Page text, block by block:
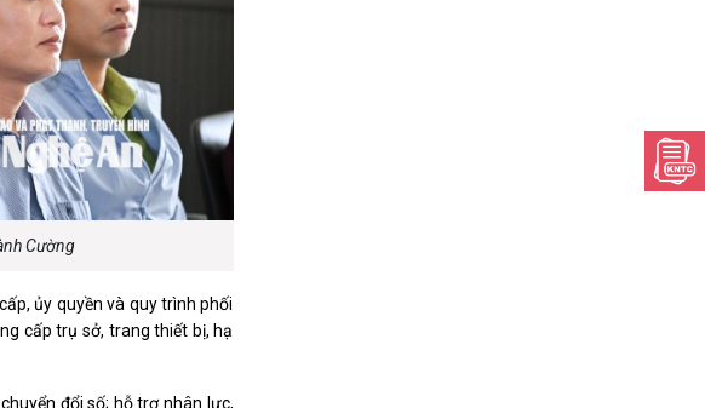
Cường
ủy quyền và quy trình phối
cấp trụ sở, trang thiết bị, hạ
đổi số; hỗ trợ nhân lực,